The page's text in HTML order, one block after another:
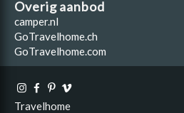
Overig aanbod
camper.nl
GoTravelhome.ch
GoTravelhome.com
Travelhome